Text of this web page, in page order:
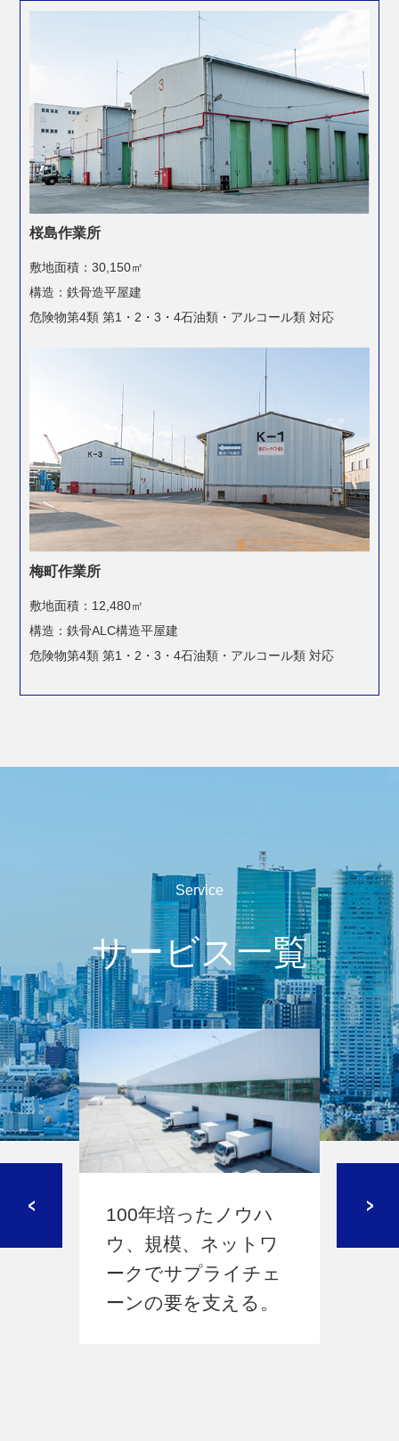
桜島作業所
敷地面積：30,150㎡
構造：鉄骨造平屋建
危険物第4類 第1・2・3・4石油類・ アルコール類 対応
梅町作業所
敷地面積：12,480㎡
構造：鉄骨ALC構造平屋建
危険物第4類 第1・2・3・4石油類・ アルコール類 対応
Service
サービス一覧
100年培ったノウハ
ウ、規模、ネットワ
ークでサプライチェ
ーンの要を支える。
液
ス